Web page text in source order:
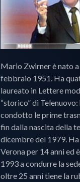
Mario Zwirner è nato
febbraio 1951. Ha
laureato in Lettere
“storico” di
condotto le prime
fin dalla nascita della
dicembre del 1979.
Verona per 14 anni ed
1993 a condurre la
oltre 25 anni tiene la